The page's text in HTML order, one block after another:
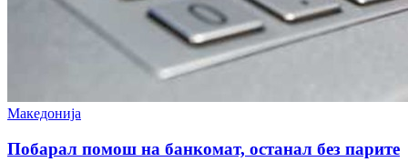
Македонија
Побарал помош на банкомат, останал без парите